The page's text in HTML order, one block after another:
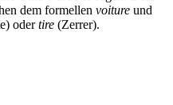
dem formellen voiture und
odertire (Zerrer).